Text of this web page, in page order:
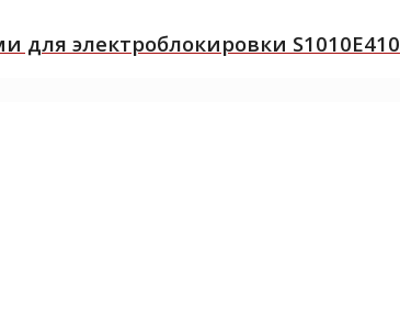
для электроблокировки S1010E410